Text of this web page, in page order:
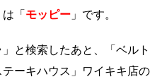
「モッピー 」です。
と検索したあと、「ベルト
ーキハウス」ワイキキ店の